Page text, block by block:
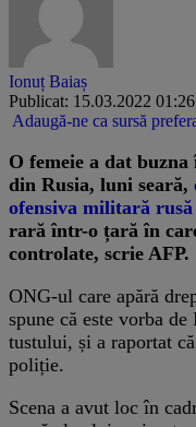
Ionuț Baiaș
Publicat: 15.03.2022 01:26
Adaugă-ne ca sursă
O femeie a dat
din Rusia, luni seară,
ofensiva militară
rară într-o țară în
controlate, scrie AFP.
ONG-ul care apără
spune că este vorba
tustului, și a raportat
poliție.
Scena a avut loc în